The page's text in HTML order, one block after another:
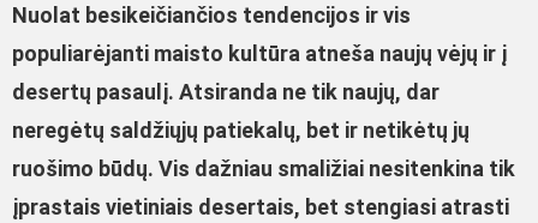
Nuolat besikeičiančios tendencijos ir vis
populiarėjanti maisto kultūra atneša naujų vėjų ir į
desertų pasaulį. Atsiranda ne tik naujų, dar
neregėtų saldžiųjų patiekalų, bet ir netikėtų jų
ruošimo būdų. Vis dažniau smaližiai nesitenkina tik
įprastais vietiniais desertais, bet stengiasi atrasti